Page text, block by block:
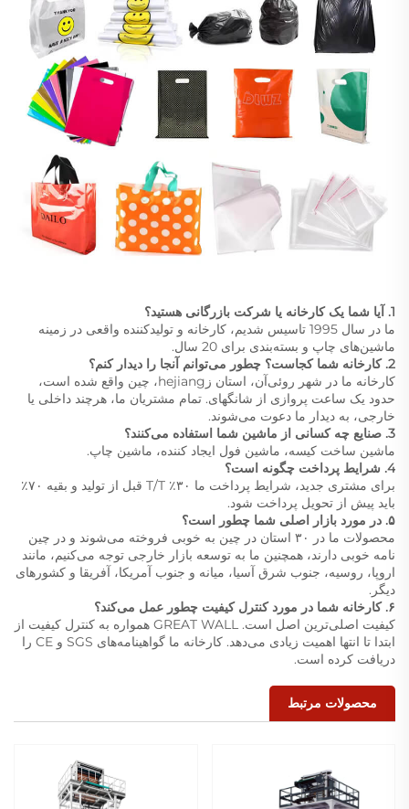
1. آیا شما یک کارخانه یا شرکت بازرگانی هستید؟
ما در سال 1995 تاسیس شدیم، کارخانه و تولیدکننده واقعی در زمینه
ماشین‌های چاپ و بسته‌بندی برای 20 سال.
2. کارخانه شما کجاست؟ چطور می‌توانم آنجا را دیدار کنم؟
کارخانه ما در شهر روئی‌آن، استان زhejiang، چین واقع شده است،
حدود یک ساعت پروازی از شانگهای. تمام مشتریان ما، هرچند داخلی یا
خارجی، به دیدار ما دعوت می‌شوند.
3. صنایع چه کسانی از ماشین شما استفاده می‌کنند؟
ماشین ساخت کیسه، ماشین فول ایجاد کننده، ماشین چاپ.
4. شرایط پرداخت چگونه است؟
برای مشتری جدید، شرایط پرداخت ما ۳۰٪ T/T قبل از تولید و بقیه ۷۰٪
باید پیش از تحویل پرداخت شود.
۵. در مورد بازار اصلی شما چطور است؟
محصولات ما در ۳۰ استان در چین به خوبی فروخته می‌شوند و در چین
نامه خوبی دارند، همچنین ما به توسعه بازار خارجی توجه می‌کنیم، مانند
اروپا، روسیه، جنوب شرق آسیا، میانه و جنوب آمریکا، آفریقا و کشورهای
دیگر.
۶. کارخانه شما در مورد کنترل کیفیت چطور عمل می‌کند؟
کیفیت اصلی‌ترین اصل است. GREAT WALL همواره به کنترل کیفیت از
ابتدا تا انتها اهمیت زیادی می‌دهد. کارخانه ما گواهینامه‌های SGS و CE را
دریافت کرده است.
محصولات مرتبط